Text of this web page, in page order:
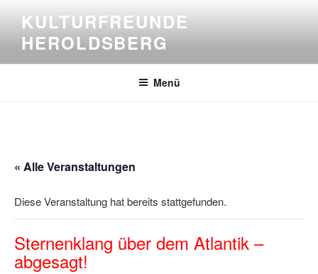
springen
KULTURFREUNDE
HEROLDSBERG
Menü
« Alle Veranstaltungen
Diese Veranstaltung hat bereits stattgefunden.
Sternenklang über dem Atlantik –
abgesagt!